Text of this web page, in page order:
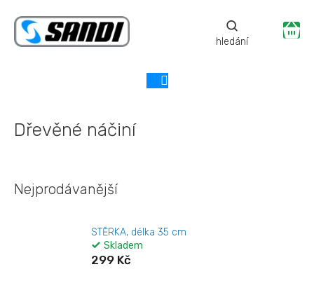
obsah
Dřevěné náčiní
Nejprodávanější
STĚRKA, délka 35 cm
Skladem
299 Kč